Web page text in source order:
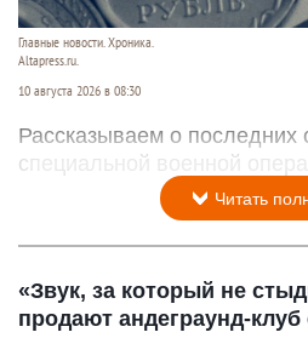
Главные новости. Хроника.
Altapress.ru.
10 августа 2026 в 08:30
Рассказываем о последних
специальной военной
Читать
«Звук, за который не
продают андеграунд-клуб